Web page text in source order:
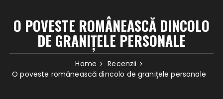
O POVESTE ROMÂNEASCĂ DINCOLO
DE GRANIŢELE PERSONALE
Home
Recenzii
O poveste românească dincolo de graniţele personale